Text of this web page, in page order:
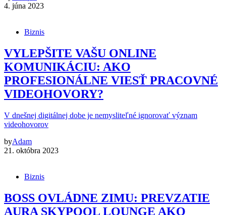
4. júna 2023
Biznis
VYLEPŠITE VAŠU ONLINE
KOMUNIKÁCIU: AKO
PROFESIONÁLNE VIESŤ PRACOVNÉ
VIDEOHOVORY?
V dnešnej digitálnej dobe je nemysliteľné ignorovať význam
videohovorov
byAdam
21. októbra 2023
Biznis
BOSS OVLÁDNE ZIMU: PREVZATIE
AURA SKYPOOL LOUNGE AKO